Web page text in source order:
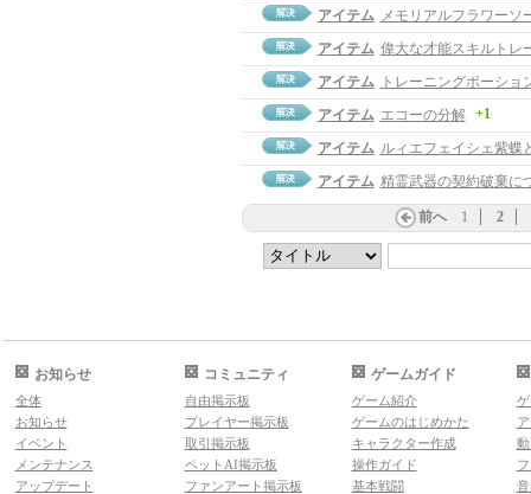
アイテム メモリアルフラワーソ
アイテム 偉大な才能スキルトレ
アイテム
トレーニングポーショ
アイテム エコーの分解 +1
アイテム ルィエフェイシェ紫蝶
アイテム 精霊武器の契約破棄に
前へ 1 2
お知らせ
全体
お知らせ
イベント
メンテナンス
アップデート
コミュニティ
自由掲示板
プレイヤー掲示板
取引掲示板
ペットAI掲示板
ファンアート掲示板
ゲームガイド
ゲーム紹介
ゲームのはじめかた
キャラクター作成
操作ガイド
基本戦闘